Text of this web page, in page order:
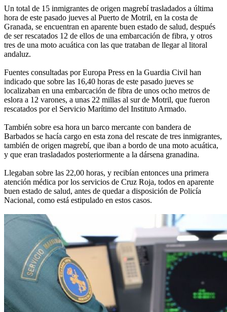
Un total de 15 inmigrantes de origen magrebí trasladados a última
hora de este pasado jueves al Puerto de Motril, en la costa de
Granada, se encuentran en aparente buen estado de salud, después
de ser rescatados 12 de ellos de una embarcación de fibra, y otros
tres de una moto acuática con las que trataban de llegar al litoral
andaluz.
Fuentes consultadas por Europa Press en la Guardia Civil han
indicado que sobre las 16,40 horas de este pasado jueves se
localizaban en una embarcación de fibra de unos ocho metros de
eslora a 12 varones, a unas 22 millas al sur de Motril, que fueron
rescatados por el Servicio Marítimo del Instituto Armado.
También sobre esa hora un barco mercante con bandera de
Barbados se hacía cargo en esta zona del rescate de tres inmigrantes,
también de origen magrebí, que iban a bordo de una moto acuática,
y que eran trasladados posteriormente a la dársena granadina.
Llegaban sobre las 22,00 horas, y recibían entonces una primera
atención médica por los servicios de Cruz Roja, todos en aparente
buen estado de salud, antes de quedar a disposición de Policía
Nacional, como está estipulado en estos casos.